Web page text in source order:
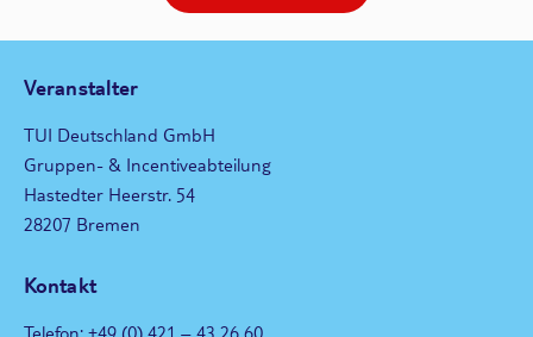
Veranstalter
TUI Deutschland GmbH
Gruppen- & Incentiveabteilung
Hastedter Heerstr. 54
28207 Bremen
Kontakt
Telefon: +49 (0) 421 – 43 26 60